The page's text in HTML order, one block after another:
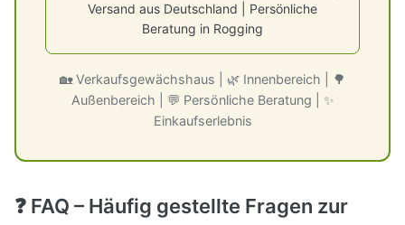
Versand aus Deutschland | Persönliche
Beratung in Rogging
🏡 Verkaufsgewächshaus | 🌿 Innenbereich | 🌳
Außenbereich | 💬 Persönliche Beratung | ✨
Einkaufserlebnis
❓ FAQ – Häufig gestellte Fragen zur